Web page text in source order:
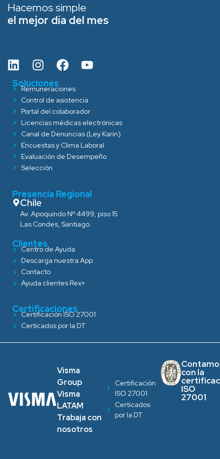
Hacemos simple
el mejor día del mes
Soluciones
Remuneraciones
Control de asistencia
Portal del colaborador
Licencias médicas electrónicas
Canal de Denuncias (Ley Karin)
Encuestas y Clima Laboral
Evaluación de Desempeño
Selección
Presencia Regional
Chile
Av. Apoquindo Nº 4499, piso 15
Las Condes, Santiago.
Clientes
Centro de Ayuda
Descarga nuestra App
Contacto
Ayuda clientes Rex+
Certificaciones
Certificación ISO 27001
Certicados por la DT
Visma
Group
Visma
LATAM
Trabaja con
nosotros
Certificación
ISO 27001
Certicados
por la DT
con la
ISO
27001